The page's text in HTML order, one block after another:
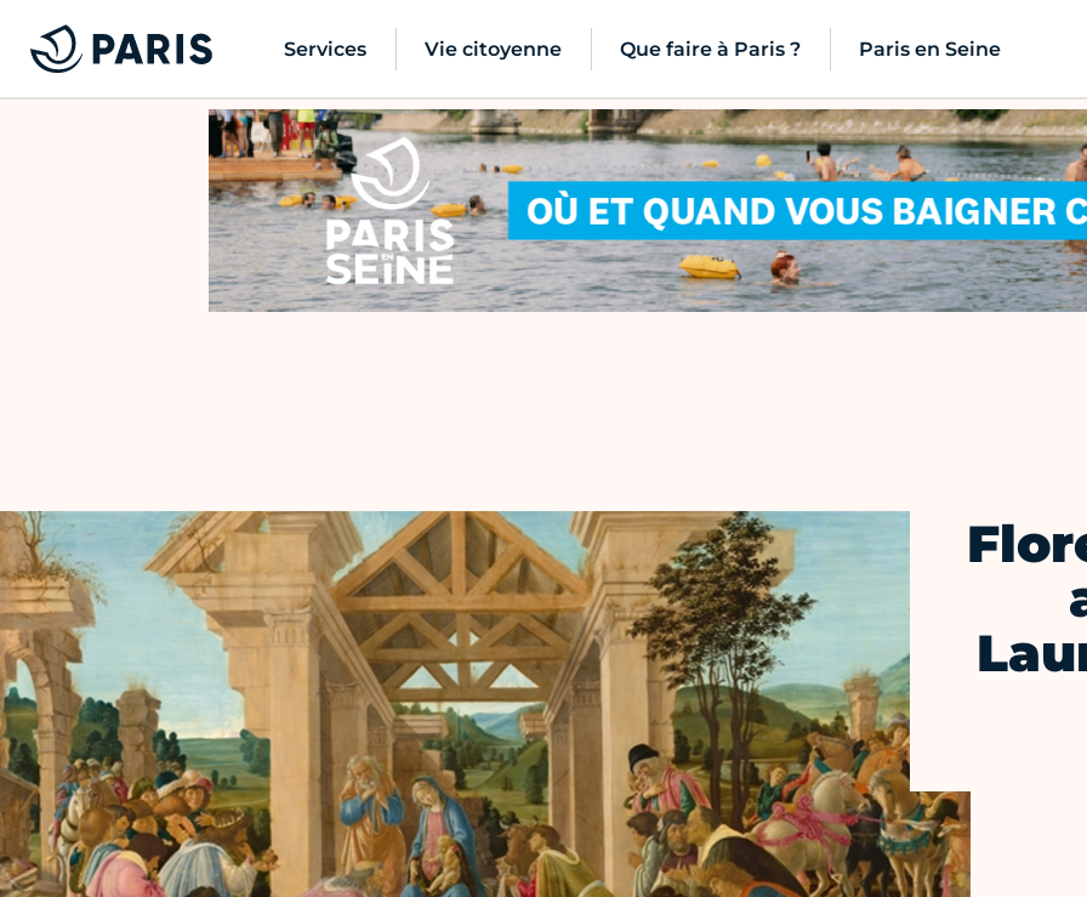
Services Vie citoyenne Que faire à Paris ? Paris en Seine